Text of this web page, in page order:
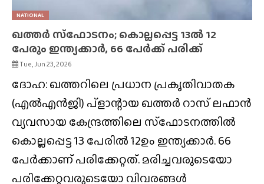
NATIONAL
ഖത്തർ സ്‌ഫോടനം; കൊല്ലപ്പെട്ട 13ൽ 12
പേരും ഇന്ത്യക്കാർ, 66 പേർക്ക് പരിക്ക്
Tue, Jun 23, 2026
ദോഹ: ഖത്തറിലെ പ്രധാന പ്രകൃതിവാതക
(എൽഎൻജി) പ്ളാന്റായ ഖത്തർ റാസ്‌ ലഫാൻ
വ്യവസായ കേന്ദ്രത്തിലെ സ്‌ഫോടനത്തിൽ
കൊല്ലപ്പെട്ട 13 പേരിൽ 12ഉം ഇന്ത്യക്കാർ. 66
പേർക്കാണ് പരിക്കേറ്റത്. മരിച്ചവരുടെയോ
പരിക്കേറ്റവരുടെയോ വിവരങ്ങൾ